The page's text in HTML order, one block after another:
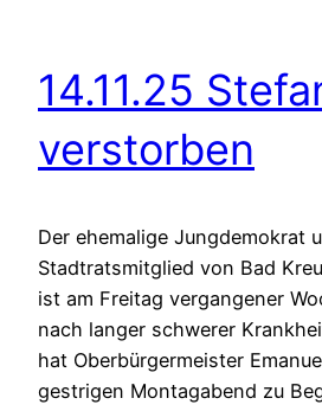
14.11.25
verstorben
Der ehemalige Jungdemokrat
Stadtratsmitglied von Bad
ist am Freitag vergangener
nach langer schwerer
hat Oberbürgermeister
gestrigen Montagabend zu